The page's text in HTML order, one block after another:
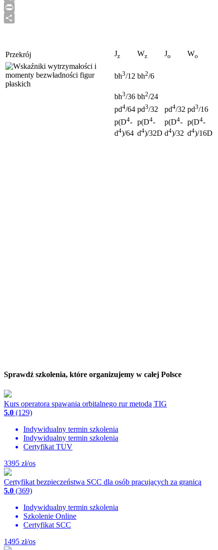
Link
Google
Translate
Print
Przekrój Jz Wz Jo Wo
bh3/12 bh2/6
bh3/36 bh2/24
pd4/64 pd3/32 pd4/32 pd3/16
p(D4-
d4)/64
p(D4-
d4)/32D
p(D4-
d4)/32
p(D4-
d4)/16D
Sprawdź szkolenia, które organizujemy w całej Polsce
Kurs operatora spawania orbitalnego rur metodą TIG
5.0 (129)
Indywidualny termin szkolenia
Indywidualny termin szkolenia
Certyfikat TUV
3395 zł/os
Certyfikat bezpieczeństwa SCC dla osób pracujących za granicą
5.0 (369)
Indywidualny termin szkolenia
Szkolenie Online
Certyfikat SCC
1495 zł/os